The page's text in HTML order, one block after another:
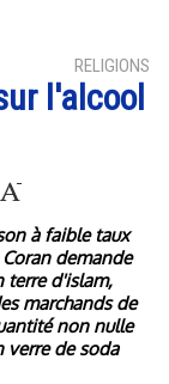
RELIGIONS
l'alcool
à faible taux
demande
terre d'islam,
marchands de
non nulle
verre de soda